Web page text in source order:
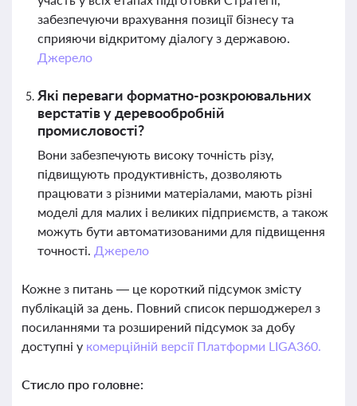
забезпечуючи врахування позиції бізнесу та
сприяючи відкритому діалогу з державою.
Джерело
Які переваги форматно-розкроювальних
верстатів у деревообробній
промисловості?
Вони забезпечують високу точність різу,
підвищують продуктивність, дозволяють
працювати з різними матеріалами, мають різні
моделі для малих і великих підприємств, а також
можуть бути автоматизованими для підвищення
точності. Джерело
Кожне з питань — це короткий підсумок змісту
публікацій за день. Повний список першоджерел з
посиланнями та розширений підсумок за добу
доступні у комерційній версії Платформи LIGA360.
Стисло про головне: